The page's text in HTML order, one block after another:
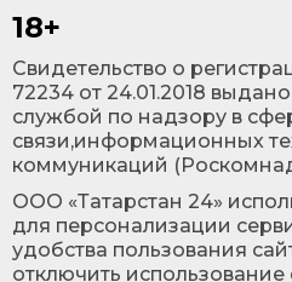
18+
Cвидетельство о
72234 от 24.01.2018
службой по надзору в
связи,информационных
коммуникаций
ООО «Татарстан 24»
для персонализации
удобства пользования
отключить